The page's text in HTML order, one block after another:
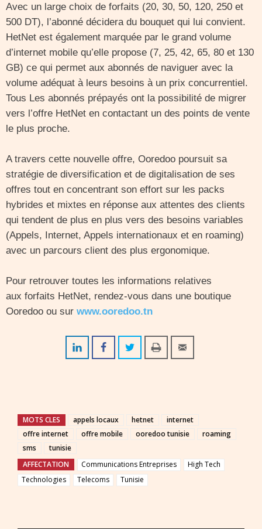
Avec un large choix de forfaits (20, 30, 50, 120, 250 et
500 DT), l’abonné décidera du bouquet qui lui convient.
HetNet est également marquée par le grand volume
d’internet mobile qu’elle propose (7, 25, 42, 65, 80 et 130
GB) ce qui permet aux abonnés de naviguer avec la
volume adéquat à leurs besoins à un prix concurrentiel.
Tous Les abonnés prépayés ont la possibilité de migrer
vers l’offre HetNet en contactant un des points de vente
le plus proche.
A travers cette nouvelle offre, Ooredoo poursuit sa
stratégie de diversification et de digitalisation de ses
offres tout en concentrant son effort sur les packs
hybrides et mixtes en réponse aux attentes des clients
qui tendent de plus en plus vers des besoins variables
(Appels, Internet, Appels internationaux et en roaming)
avec un parcours client des plus ergonomique.
Pour retrouver toutes les informations relatives
aux forfaits HetNet, rendez-vous dans une boutique
Ooredoo ou sur www.ooredoo.tn
MOTS CLES appels locaux hetnet
internet
offre internet
offre mobile ooredoo tunisie
roaming
sms
tunisie
AFFECTATION
Communications Entreprises
High Tech
Technologies
Telecoms Tunisie